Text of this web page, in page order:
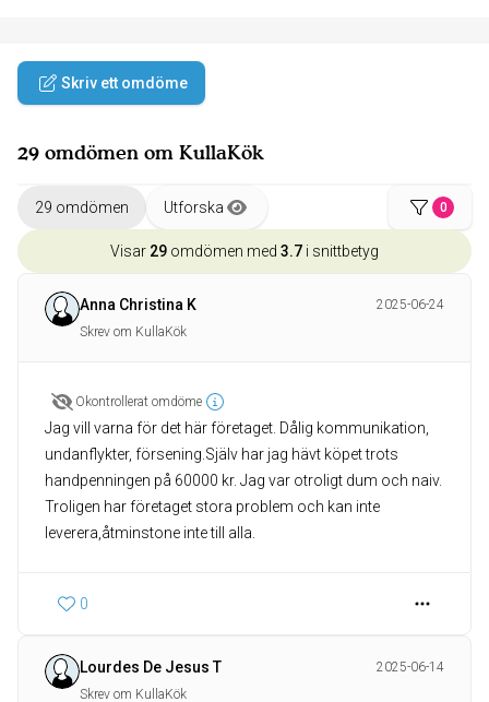
Skriv ett omdöme
29 omdömen om KullaKök
29 omdömen Utforska 0
Visar 29 omdömen med 3.7 i snittbetyg
Anna Christina K
2025-06-24
Skrev om KullaKök
Okontrollerat omdöme
Jag vill varna för det här företaget. Dålig kommunikation,
undanflykter, försening.Själv har jag hävt köpet trots
handpenningen på 60000 kr. Jag var otroligt dum och naiv.
Troligen har företaget stora problem och kan inte
leverera,åtminstone inte till alla.
0
Lourdes De Jesus T
2025-06-14
Skrev om KullaKök